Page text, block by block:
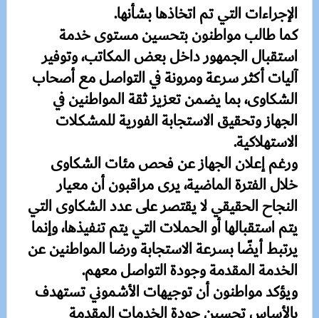
الإجراءات التي تم اتخاذها بشأنها.
كما طالب مواطنون بتحسين مستوى خدمة
استقبال الجمهور داخل بعض المكاتب، وتوفير
آليات أكثر سرعة ومرونة في التواصل مع أصحاب
الشكاوى، بما يضمن تعزيز ثقة المواطنين في
الجهاز وتحقيق الاستجابة الفورية للمشكلات
الاستهلاكية.
ورغم إعلان الجهاز عن فحص مئات الشكاوى
خلال الفترة الماضية، يرى مراقبون أن معيار
النجاح الحقيقي لا يقتصر على عدد الشكاوى التي
يتم استقبالها أو الحملات التي يتم تنفيذها، وإنما
يرتبط أيضًا بسرعة الاستجابة ورضا المواطنين عن
الخدمة المقدمة وجودة التواصل معهم.
ويؤكد مواطنون أن توجيهات الأشموني تستهدف